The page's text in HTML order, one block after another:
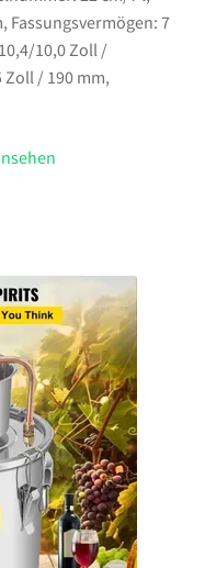
Fassungsvermögen: 7
10,0 Zoll /
Zoll / 190 mm,